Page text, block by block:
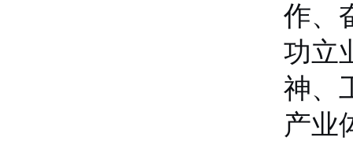
作、
功立
神、
产业